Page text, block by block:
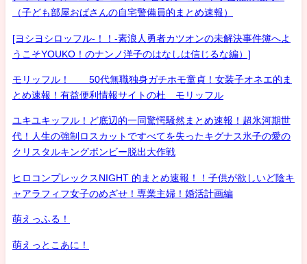
（子ども部屋おばさんの自宅警備員的まとめ速報）
[ヨシヨシロッフル-！！-素浪人勇者カツオンの未解決事件簿へよ
うこそYOUKO！のナンノ洋子のはなしは信じるな編）]
モリッフル！ 50代無職独身ガチホモ童貞！女装子オネエ的ま
とめ速報！有益便利情報サイトの杜 モリッフル
ユキユキッフル！ど底辺的一同驚愕騒然まとめ速報！超氷河期世
代！人生の強制ロスカットですべてを失ったキグナス氷子の愛の
クリスタルキングボンビー脱出大作戦
ヒロコンプレックスNIGHT 的まとめ速報！！子供が欲しいど陰キ
ャアラフィフ女子のめざせ！専業主婦！婚活計画編
萌えっふる！
萌えっとこあに！